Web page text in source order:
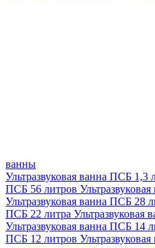
ванны
Ультразвуковая ванна ПСБ 1,3
ПСБ 56 литров
Ультразвуковая ванна ПСБ 28
ПСБ 22 литра Ультразвуковая
Ультразвуковая ванна ПСБ 14
ПСБ 12 литров